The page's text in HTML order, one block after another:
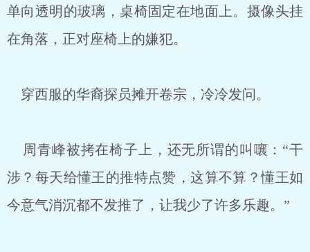
单向透明的玻璃，桌椅固定在地面上。摄像头挂
在角落，正对座椅上的嫌犯。
穿西服的华裔探员摊开卷宗，冷冷发问。
周青峰被拷在椅子上，还无所谓的叫嚷：“干
涉？每天给懂王的推特点赞，这算不算？懂王如
今意气消沉都不发推了，让我少了许多乐趣。”